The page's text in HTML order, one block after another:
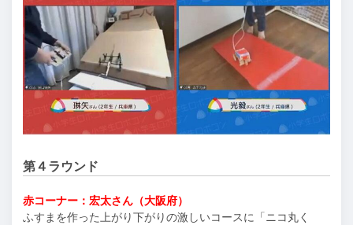
第４ラウンド
赤コーナー：宏太さん（大阪府）
ふすまを作った上がり下がりの激しいコースに「ニコ丸く